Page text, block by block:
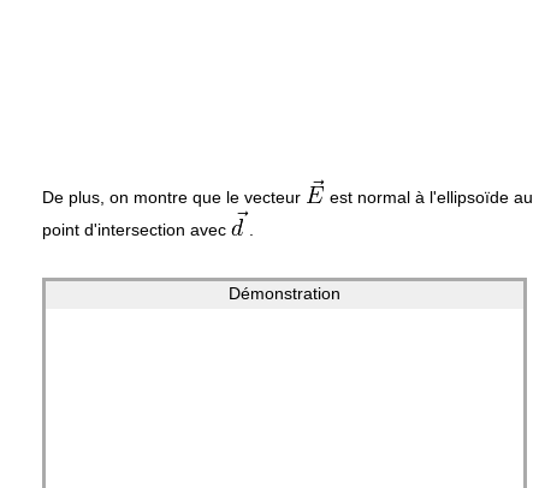
De plus, on montre que le vecteur
est normal à l'ellipsoïde au
point d'intersection avec
.
Démonstration